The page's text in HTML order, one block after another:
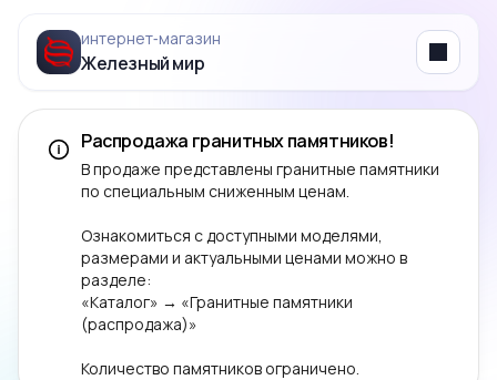
интернет‑магазин
Железный мир Menu
Распродажа гранитных памятников!
В продаже представлены гранитные памятники
по специальным сниженным ценам.
Ознакомиться с доступными моделями,
размерами и актуальными ценами можно в
разделе:
«Каталог» → «Гранитные памятники
(распродажа)»
Количество памятников ограничено.